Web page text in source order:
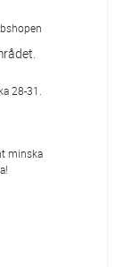
28-31.
minska